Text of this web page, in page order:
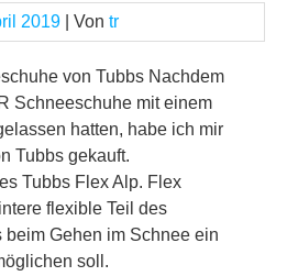
2019 | Von tr
von Tubbs Nachdem
Schneeschuhe mit einem
hatten, habe ich mir
Tubbs gekauft.
Tubbs Flex Alp. Flex
flexible Teil des
Gehen im Schnee ein
soll.